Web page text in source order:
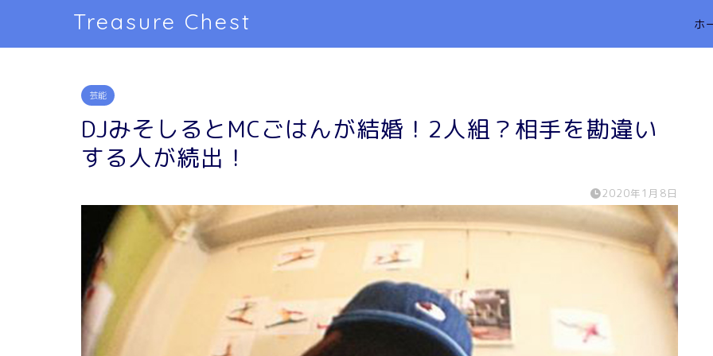
Treasure Chest ホ
芸能
DJみそしるとMCごはんが結婚！2人組？相手を勘違い
する人が続出！
2020年1月8日